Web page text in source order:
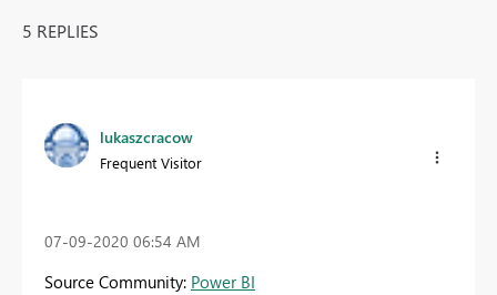
5 REPLIES
lukaszcracow
Frequent Visitor
‎07-09-2020 06:54 AM
Source Community: Power BI